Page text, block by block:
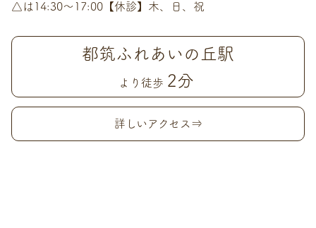
△は14:30〜17:00【休診】木、日、祝
都筑ふれあいの丘駅
より徒歩 2分
詳しいアクセス⇒